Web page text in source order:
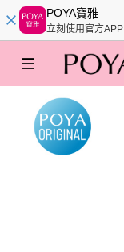
POYA寶雅
立刻使用官方APP